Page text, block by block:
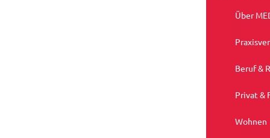
Über
Beruf &
Privat &
Wohnen